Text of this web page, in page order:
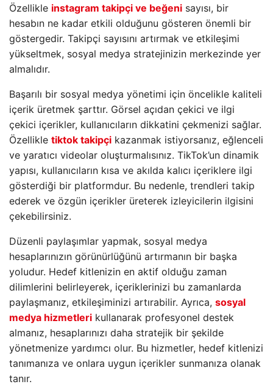
Özellikle instagram takipçi ve beğeni sayısı, bir
hesabın ne kadar etkili olduğunu gösteren önemli bir
göstergedir. Takipçi sayısını artırmak ve etkileşimi
yükseltmek, sosyal medya stratejinizin merkezinde yer
almalıdır.
Başarılı bir sosyal medya yönetimi için öncelikle kaliteli
içerik üretmek şarttır. Görsel açıdan çekici ve ilgi
çekici içerikler, kullanıcıların dikkatini çekmenizi sağlar.
Özellikle tiktok takipçi kazanmak istiyorsanız, eğlenceli
ve yaratıcı videolar oluşturmalısınız. TikTok’un dinamik
yapısı, kullanıcıların kısa ve akılda kalıcı içeriklere ilgi
gösterdiği bir platformdur. Bu nedenle, trendleri takip
ederek ve özgün içerikler üreterek izleyicilerin ilgisini
çekebilirsiniz.
Düzenli paylaşımlar yapmak, sosyal medya
hesaplarınızın görünürlüğünü artırmanın bir başka
yoludur. Hedef kitlenizin en aktif olduğu zaman
dilimlerini belirleyerek, içeriklerinizi bu zamanlarda
paylaşmanız, etkileşiminizi artırabilir. Ayrıca, sosyal
medya hizmetleri kullanarak profesyonel destek
almanız, hesaplarınızı daha stratejik bir şekilde
yönetmenize yardımcı olur. Bu hizmetler, hedef kitlenizi
tanımanıza ve onlara uygun içerikler sunmanıza olanak
tanır.